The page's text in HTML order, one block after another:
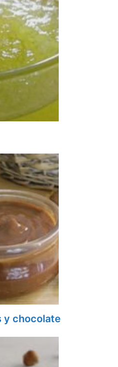
y chocolate